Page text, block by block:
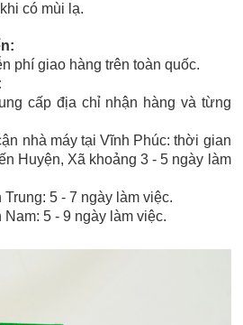
có mùi lạ.
phí giao hàng trên toàn quốc.
cấp địa chỉ nhận hàng và từng
nhà máy tại Vĩnh Phúc: thời gian
Huyện, Xã khoảng 3 - 5 ngày làm
5 - 7 ngày làm việc.
5 - 9 ngày làm việc.